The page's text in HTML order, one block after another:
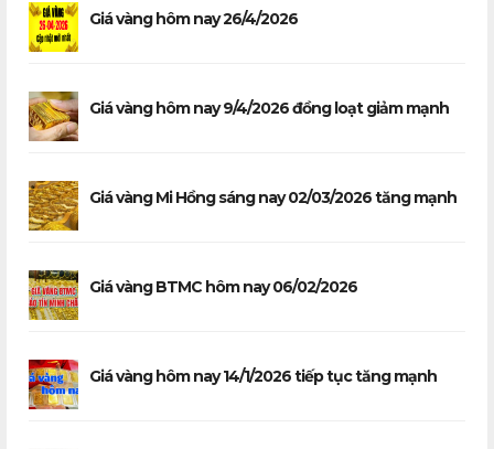
Giá vàng hôm nay 26/4/2026
Giá vàng hôm nay 9/4/2026 đồng loạt giảm mạnh
Giá vàng Mi Hồng sáng nay 02/03/2026 tăng mạnh
Giá vàng BTMC hôm nay 06/02/2026
Giá vàng hôm nay 14/1/2026 tiếp tục tăng mạnh